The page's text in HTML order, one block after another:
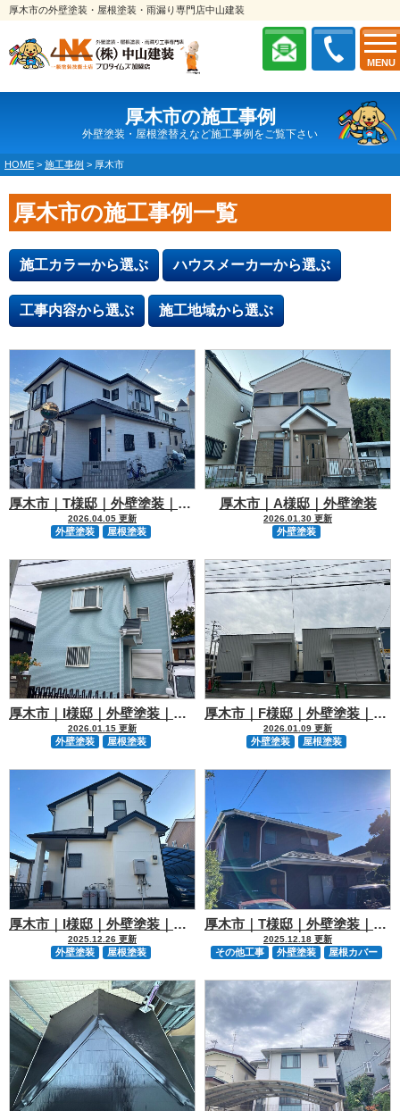
MENU
厚木市の外壁塗装・屋根塗装・雨漏り専門店中山建装
厚木市の施工事例
外壁塗装・屋根塗替えなど施工事例をご覧下さい
HOME > 施工事例 > 厚木市
厚木市の施工事例一覧
施工カラーから選ぶ ハウスメーカーから選ぶ
工事内容から選ぶ 施工地域から選ぶ
厚木市｜T様邸｜外壁塗装｜屋根塗装
2026.04.05 更新
外壁塗装 屋根塗装
厚木市｜A様邸｜外壁塗装
2026.01.30 更新
外壁塗装
厚木市｜I様邸｜外壁塗装｜屋根塗装
2026.01.15 更新
外壁塗装 屋根塗装
厚木市｜F様邸｜外壁塗装｜屋根塗装
2026.01.09 更新
外壁塗装 屋根塗装
厚木市｜I様邸｜外壁塗装｜屋根塗装
2025.12.26 更新
外壁塗装 屋根塗装
厚木市｜T様邸｜外壁塗装｜屋根カバー｜擁壁塗装
2025.12.18 更新
その他工事 外壁塗装 屋根カバー